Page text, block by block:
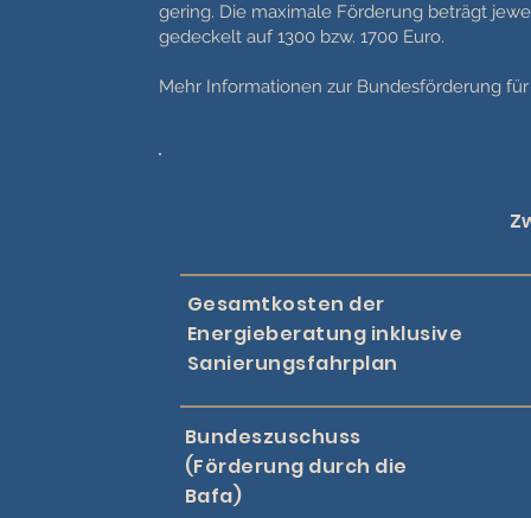
gering. Die maximale Förderung beträgt
gedeckelt auf 1300 bzw. 1700 Euro.
Mehr Informationen zur Bundesförderung
Gesamtkosten der
Energieberatung inklusive
Sanierungsfahrplan
Bundeszuschuss
(Förderung durch die
Bafa)